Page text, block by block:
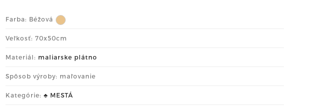
Farba: Béžová
Veľkosť: 70x50cm
Materiál: maliarske plátno
Spôsob výroby: maľovanie
Kategórie: ♣ MESTÁ